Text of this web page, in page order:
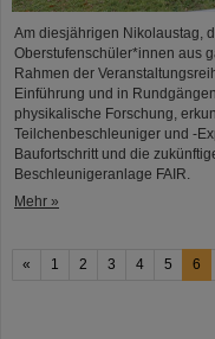
Am diesjährigen Nikolaustag,
Oberstufenschüler*innen aus
Rahmen der
Einführung und in
physikalische Forschung,
Teilchenbeschleuniger und -
Baufortschritt und die
Beschleunigeranlage FAIR.
Mehr »
« 1 2 3 4 5 6